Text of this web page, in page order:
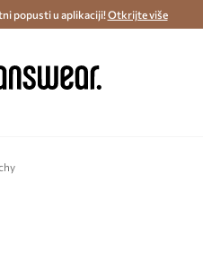
Dostava u roku 48 sati >
popusti u aplikaciji!Otkrijte više